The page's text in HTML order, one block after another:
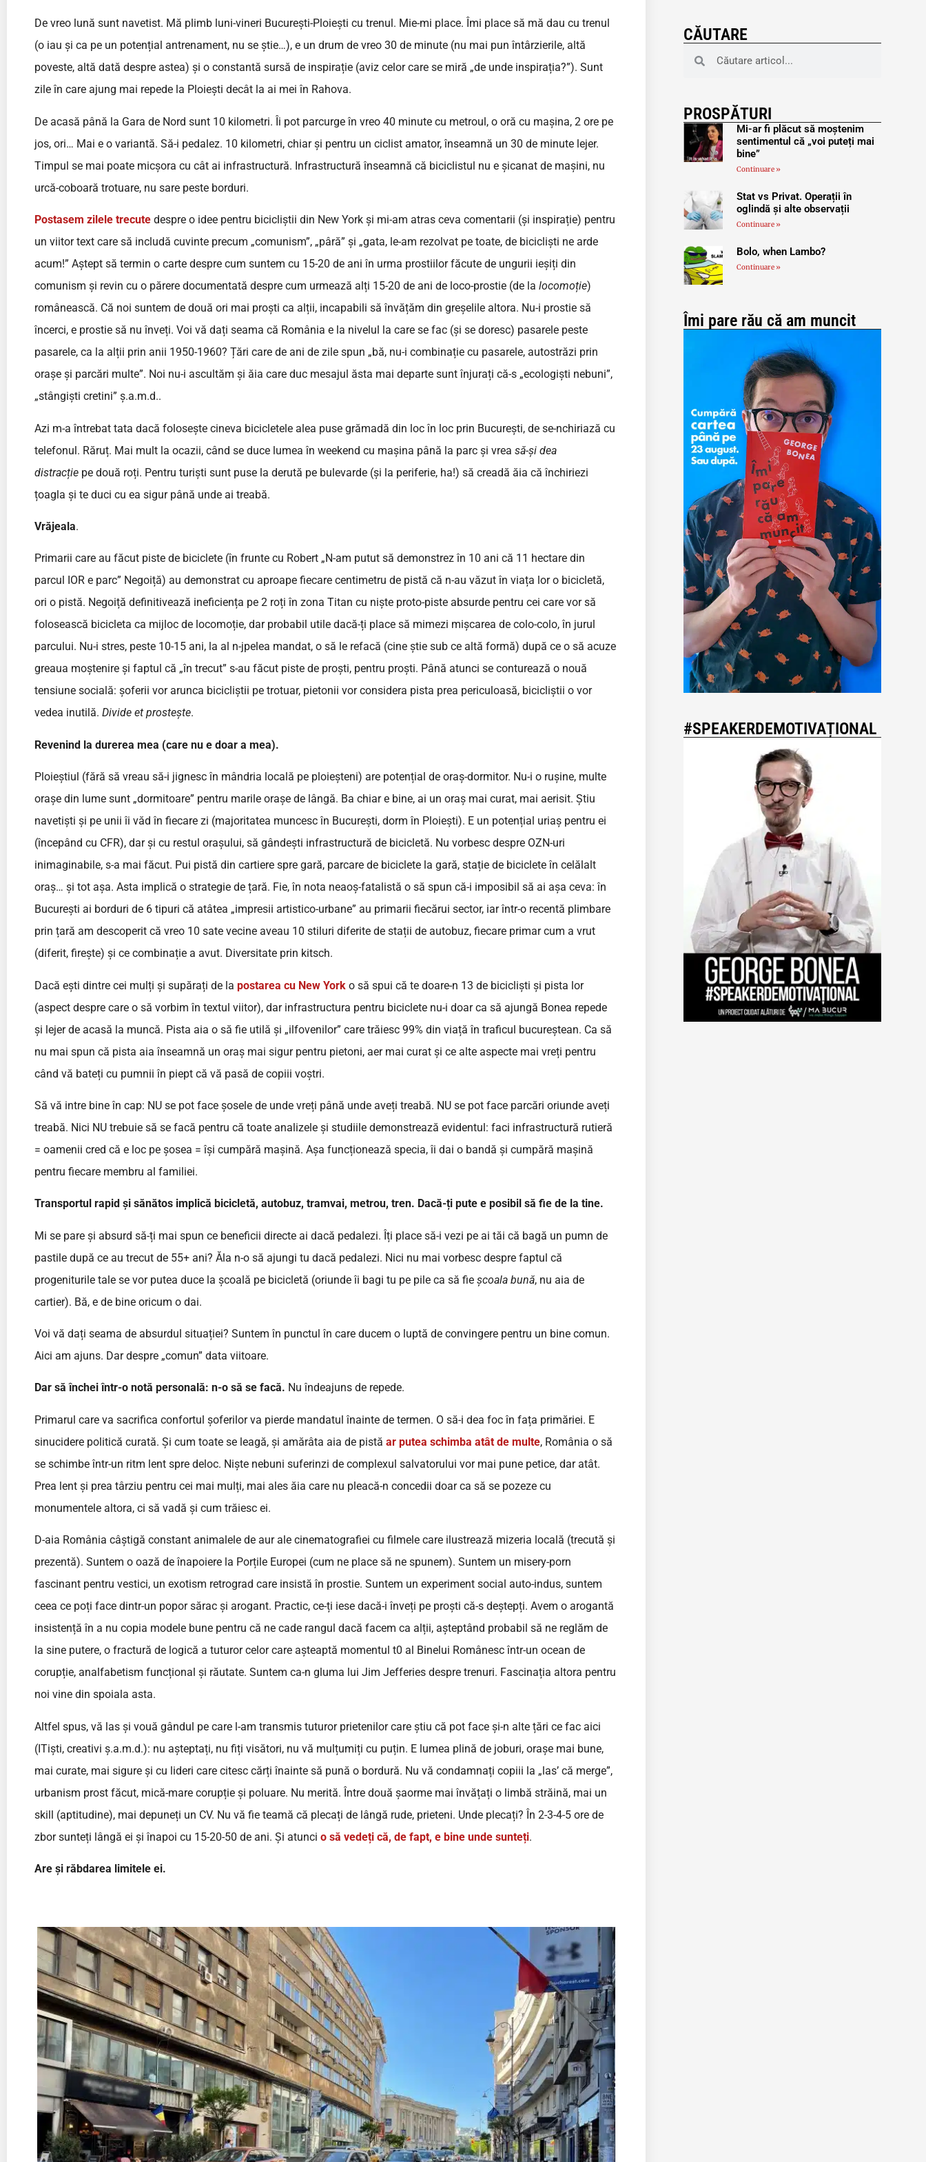
De vreo lună sunt navetist. Mă plimb luni-vineri București-Ploiești cu trenul. Mie-mi place. Îmi place să mă dau cu trenul
(o iau și ca pe un potențial antrenament, nu se știe…), e un drum de vreo 30 de minute (nu mai pun întârzierile, altă
poveste, altă dată despre astea) și o constantă sursă de inspirație (aviz celor care se miră „de unde inspirația?”). Sunt
zile în care ajung mai repede la Ploiești decât la ai mei în Rahova.
De acasă până la Gara de Nord sunt 10 kilometri. Îi pot parcurge în vreo 40 minute cu metroul, o oră cu mașina, 2 ore pe
jos, ori… Mai e o variantă. Să-i pedalez. 10 kilometri, chiar și pentru un ciclist amator, înseamnă un 30 de minute lejer.
Timpul se mai poate micșora cu cât ai infrastructură. Infrastructură înseamnă că biciclistul nu e șicanat de mașini, nu
urcă-coboară trotuare, nu sare peste borduri.
Postasem zilele trecute despre o idee pentru bicicliștii din New York și mi-am atras ceva comentarii (și inspirație) pentru
un viitor text care să includă cuvinte precum „comunism”, „pâră” și „gata, le-am rezolvat pe toate, de bicicliști ne arde
acum!” Aștept să termin o carte despre cum suntem cu 15-20 de ani în urma prostiilor făcute de ungurii ieșiți din
comunism și revin cu o părere documentată despre cum urmează alți 15-20 de ani de loco-prostie (de la locomoție)
românească. Că noi suntem de două ori mai proști ca alții, incapabili să învățăm din greșelile altora. Nu-i prostie să
încerci, e prostie să nu înveți. Voi vă dați seama că România e la nivelul la care se fac (și se doresc) pasarele peste
pasarele, ca la alții prin anii 1950-1960? Țări care de ani de zile spun „bă, nu-i combinație cu pasarele, autostrăzi prin
orașe și parcări multe”. Noi nu-i ascultăm și ăia care duc mesajul ăsta mai departe sunt înjurați că-s „ecologiști nebuni”,
„stângiști cretini” ș.a.m.d..
Azi m-a întrebat tata dacă folosește cineva bicicletele alea puse grămadă din loc în loc prin București, de se-nchiriază cu
telefonul. Răruț. Mai mult la ocazii, când se duce lumea în weekend cu mașina până la parc și vrea să-și dea
distracție pe două roți. Pentru turiști sunt puse la derută pe bulevarde (și la periferie, ha!) să creadă ăia că închiriezi
țoagla și te duci cu ea sigur până unde ai treabă.
Vrăjeala.
Primarii care au făcut piste de biciclete (în frunte cu Robert „N-am putut să demonstrez în 10 ani că 11 hectare din
parcul IOR e parc” Negoiță) au demonstrat cu aproape fiecare centimetru de pistă că n-au văzut în viața lor o bicicletă,
ori o pistă. Negoiță definitivează ineficiența pe 2 roți în zona Titan cu niște proto-piste absurde pentru cei care vor să
folosească bicicleta ca mijloc de locomoție, dar probabil utile dacă-ți place să mimezi mișcarea de colo-colo, în jurul
parcului. Nu-i stres, peste 10-15 ani, la al n-jpelea mandat, o să le refacă (cine știe sub ce altă formă) după ce o să acuze
greaua moștenire și faptul că „în trecut” s-au făcut piste de proști, pentru proști. Până atunci se conturează o nouă
tensiune socială: șoferii vor arunca bicicliștii pe trotuar, pietonii vor considera pista prea periculoasă, bicicliștii o vor
vedea inutilă. Divide et prostește.
Revenind la durerea mea (care nu e doar a mea).
Ploieștiul (fără să vreau să-i jignesc în mândria locală pe ploieșteni) are potențial de oraș-dormitor. Nu-i o rușine, multe
orașe din lume sunt „dormitoare” pentru marile orașe de lângă. Ba chiar e bine, ai un oraș mai curat, mai aerisit. Știu
navetiști și pe unii îi văd în fiecare zi (majoritatea muncesc în București, dorm în Ploiești). E un potențial uriaș pentru ei
(începând cu CFR), dar și cu restul orașului, să gândești infrastructură de bicicletă. Nu vorbesc despre OZN-uri
inimaginabile, s-a mai făcut. Pui pistă din cartiere spre gară, parcare de biciclete la gară, stație de biciclete în celălalt
oraș… și tot așa. Asta implică o strategie de țară. Fie, în nota neaoș-fatalistă o să spun că-i imposibil să ai așa ceva: în
București ai borduri de 6 tipuri că atâtea „impresii artistico-urbane” au primarii fiecărui sector, iar într-o recentă plimbare
prin țară am descoperit că vreo 10 sate vecine aveau 10 stiluri diferite de stații de autobuz, fiecare primar cum a vrut
(diferit, firește) și ce combinație a avut. Diversitate prin kitsch.
Dacă ești dintre cei mulți și supărați de la postarea cu New York o să spui că te doare-n 13 de bicicliști și pista lor
(aspect despre care o să vorbim în textul viitor), dar infrastructura pentru biciclete nu-i doar ca să ajungă Bonea repede
și lejer de acasă la muncă. Pista aia o să fie utilă și „ilfovenilor” care trăiesc 99% din viață în traficul bucureștean. Ca să
nu mai spun că pista aia înseamnă un oraș mai sigur pentru pietoni, aer mai curat și ce alte aspecte mai vreți pentru
când vă bateți cu pumnii în piept că vă pasă de copiii voștri.
Să vă intre bine în cap: NU se pot face șosele de unde vreți până unde aveți treabă. NU se pot face parcări oriunde aveți
treabă. Nici NU trebuie să se facă pentru că toate analizele și studiile demonstrează evidentul: faci infrastructură rutieră
= oamenii cred că e loc pe șosea = își cumpără mașină. Așa funcționează specia, îi dai o bandă și cumpără mașină
pentru fiecare membru al familiei.
Transportul rapid și sănătos implică bicicletă, autobuz, tramvai, metrou, tren. Dacă-ți pute e posibil să fie de la tine.
Mi se pare și absurd să-ți mai spun ce beneficii directe ai dacă pedalezi. Îți place să-i vezi pe ai tăi că bagă un pumn de
pastile după ce au trecut de 55+ ani? Ăla n-o să ajungi tu dacă pedalezi. Nici nu mai vorbesc despre faptul că
progeniturile tale se vor putea duce la școală pe bicicletă (oriunde îi bagi tu pe pile ca să fie școala bună, nu aia de
cartier). Bă, e de bine oricum o dai.
Voi vă dați seama de absurdul situației? Suntem în punctul în care ducem o luptă de convingere pentru un bine comun.
Aici am ajuns. Dar despre „comun” data viitoare.
Dar să închei într-o notă personală: n-o să se facă. Nu îndeajuns de repede.
Primarul care va sacrifica confortul șoferilor va pierde mandatul înainte de termen. O să-i dea foc în fața primăriei. E
sinucidere politică curată. Și cum toate se leagă, și amărâta aia de pistă ar putea schimba atât de multe, România o să
se schimbe într-un ritm lent spre deloc. Niște nebuni suferinzi de complexul salvatorului vor mai pune petice, dar atât.
Prea lent și prea târziu pentru cei mai mulți, mai ales ăia care nu pleacă-n concedii doar ca să se pozeze cu
monumentele altora, ci să vadă și cum trăiesc ei.
D-aia România câștigă constant animalele de aur ale cinematografiei cu filmele care ilustrează mizeria locală (trecută și
prezentă). Suntem o oază de înapoiere la Porțile Europei (cum ne place să ne spunem). Suntem un misery-porn
fascinant pentru vestici, un exotism retrograd care insistă în prostie. Suntem un experiment social auto-indus, suntem
ceea ce poți face dintr-un popor sărac și arogant. Practic, ce-ți iese dacă-i înveți pe proști că-s deștepți. Avem o arogantă
insistență în a nu copia modele bune pentru că ne cade rangul dacă facem ca alții, așteptând probabil să ne reglăm de
la sine putere, o fractură de logică a tuturor celor care așteaptă momentul t0 al Binelui Românesc într-un ocean de
corupție, analfabetism funcțional și răutate. Suntem ca-n gluma lui Jim Jefferies despre trenuri. Fascinația altora pentru
noi vine din spoiala asta.
Altfel spus, vă las și vouă gândul pe care l-am transmis tuturor prietenilor care știu că pot face și-n alte țări ce fac aici
(ITiști, creativi ș.a.m.d.): nu așteptați, nu fiți visători, nu vă mulțumiți cu puțin. E lumea plină de joburi, orașe mai bune,
mai curate, mai sigure și cu lideri care citesc cărți înainte să pună o bordură. Nu vă condamnați copiii la „las’ că merge”,
urbanism prost făcut, mică-mare corupție și poluare. Nu merită. Între două șaorme mai învățați o limbă străină, mai un
skill (aptitudine), mai depuneți un CV. Nu vă fie teamă că plecați de lângă rude, prieteni. Unde plecați? În 2-3-4-5 ore de
zbor sunteți lângă ei și înapoi cu 15-20-50 de ani. Și atunci o să vedeți că, de fapt, e bine unde sunteți.
Are și răbdarea limitele ei.
CĂUTARE
PROSPĂTURI
Mi-ar fi plăcut să moștenim
sentimentul că „voi puteți mai
bine”
Continuare »
Stat vs Privat. Operații în
oglindă și alte observații
Continuare »
Bolo, when Lambo?
Continuare »
Îmi pare rău că am muncit
#SPEAKERDEMOTIVAȚIONAL